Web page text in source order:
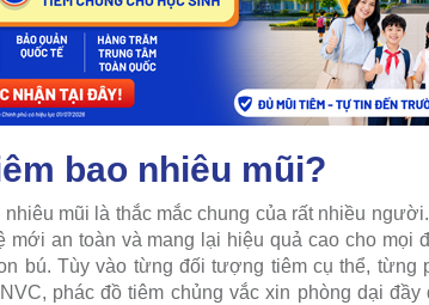
bao nhiêu mũi?
mũi là thắc mắc chung của rất nhiều
mới an toàn và mang lại hiệu quả cao cho mọi
bú. Tùy vào từng đối tượng tiêm cụ thể, từng
phác đồ tiêm chủng vắc xin phòng dại